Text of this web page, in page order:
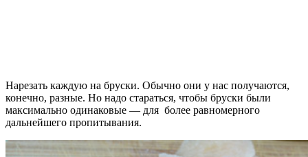
Нарезать каждую на бруски. Обычно они у нас получаются,
конечно, разные. Но надо стараться, чтобы бруски были
максимально одинаковые — для более равномерного
дальнейшего пропитывания.